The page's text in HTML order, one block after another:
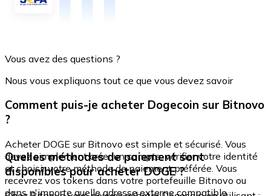
Vous avez des questions ?
Nous vous expliquons tout ce que vous devez savoir
Comment puis-je acheter Dogecoin sur Bitnovo
?
Acheter DOGE sur Bitnovo est simple et sécurisé. Vous
devez simplement créer un compte, vérifier votre identité
et choisir votre méthode de paiement préférée. Vous
recevrez vos tokens dans votre portefeuille Bitnovo ou
dans n'importe quelle adresse externe compatible.
Quelles méthodes de paiement sont
disponibles pour acheter DOGE ?